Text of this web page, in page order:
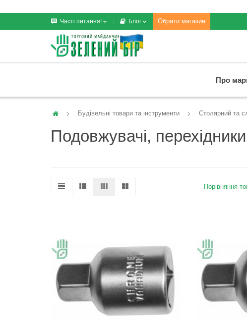
Часті питання! Блог Обрати магазин
Про
Будівельні товари та інструменти Столярний та
Подовжувачі, перехідники
Порівняння